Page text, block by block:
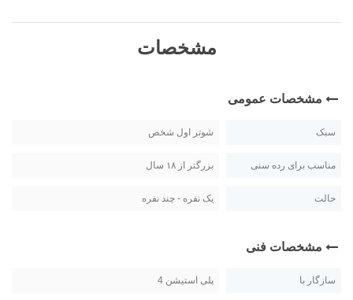
مشخصات
مشخصات عمومی
سبک شوتر اول شخص
مناسب برای رده سنی بزرگتر از ۱۸ سال
حالت یک نفره - چند نفره
مشخصات فنی
سازگار با پلی استیشن 4